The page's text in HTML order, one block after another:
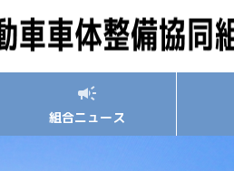
組合ニュース